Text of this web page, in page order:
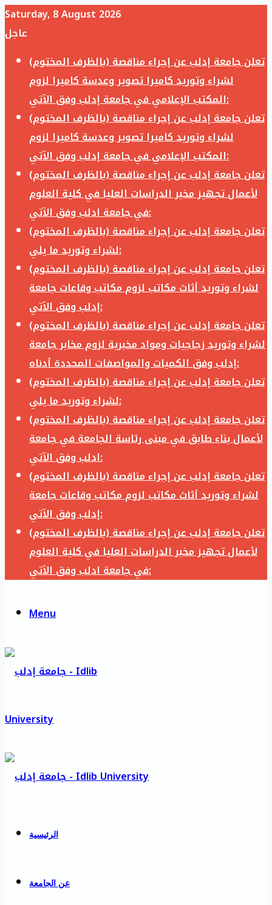
Saturday, 8 August 2026
عاجل
تعلن جامعة إدلب عن إجراء مناقصة (بالظرف المختوم)
لشراء وتوريد كاميرا تصوير وعدسة كاميرا لزوم
المكتب الإعلامي في جامعة إدلب وفق الآتي:
تعلن جامعة إدلب عن إجراء مناقصة (بالظرف المختوم)
لشراء وتوريد كاميرا تصوير وعدسة كاميرا لزوم
المكتب الإعلامي في جامعة إدلب وفق الآتي:
تعلن جامعة إدلب عن إجراء مناقصة (بالظرف المختوم)
لأعمال تجهيز مخبر الدراسات العليا في كلية العلوم
في جامعة ادلب وفق الآتي:
تعلن جامعة إدلب عن إجراء مناقصة (بالظرف المختوم)
لشراء وتوريد ما يلي:
تعلن جامعة إدلب عن إجراء مناقصة (بالظرف المختوم)
لشراء وتوريد أثاث مكاتب لزوم مكاتب وقاعات جامعة
إدلب وفق الآتي:
تعلن جامعة إدلب عن إجراء مناقصة (بالظرف المختوم)
لشراء وتوريد زجاجيات ومواد مخبرية لزوم مخابر جامعة
إدلب وفق الكميات والمواصفات المحددة أدناه:
تعلن جامعة إدلب عن إجراء مناقصة (بالظرف المختوم)
لشراء وتوريد ما يلي:
تعلن جامعة إدلب عن إجراء مناقصة (بالظرف المختوم)
لأعمال بناء طابق في مبنى رئاسة الجامعة في جامعة
ادلب وفق الآتي:
تعلن جامعة إدلب عن إجراء مناقصة (بالظرف المختوم)
لشراء وتوريد أثاث مكاتب لزوم مكاتب وقاعات جامعة
إدلب وفق الآتي:
تعلن جامعة إدلب عن إجراء مناقصة (بالظرف المختوم)
لأعمال تجهيز مخبر الدراسات العليا في كلية العلوم
في جامعة ادلب وفق الآتي:
Menu
الرئيسية
عن الجامعة